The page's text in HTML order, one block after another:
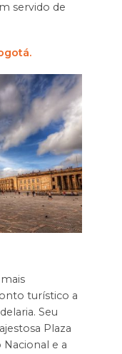
servido de
turístico a
Seu
Plaza
e a